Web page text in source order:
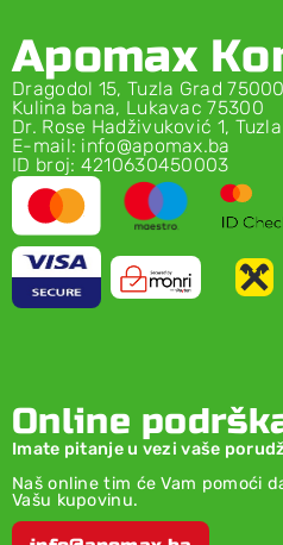
Apomax
Dragodol 15, Tuzla Grad 75000
Kulina bana, Lukavac 75300
Dr. Rose Hadživuković 1,
E-mail: info@apomax.ba
ID broj: 4210630450003
Online
Imate pitanje u vezi vaše
Naš online tim će Vam pomoći
Vašu kupovinu.